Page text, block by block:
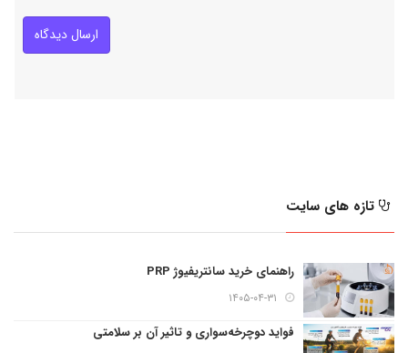
ارسال دیدگاه
تازه های سایت
راهنمای خرید سانتریفیوژ PRP
۱۴۰۵-۰۴-۳۱
فواید دوچرخه‌سواری و تاثیر آن بر سلامتی